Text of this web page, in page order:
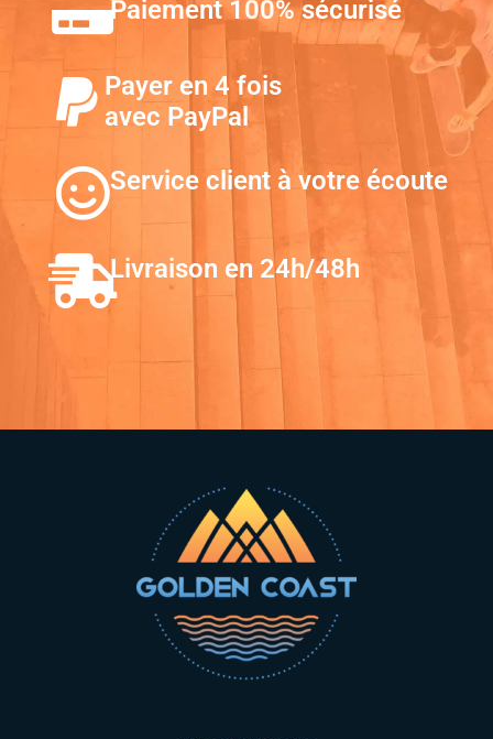
Paiement 100% sécurisé
Payer en 4 fois
avec PayPal
Service client à votre écoute
Livraison en 24h/48h